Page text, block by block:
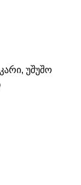
,უშუშო